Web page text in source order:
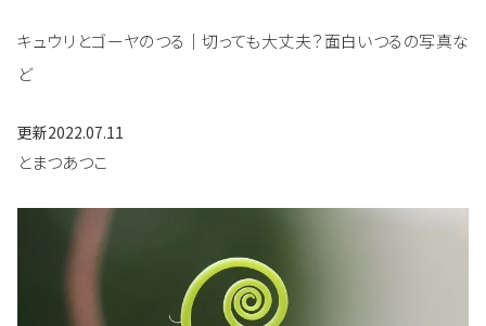
キュウリとゴーヤのつる｜切っても大丈夫？面白いつるの写真な
ど
更新2022.07.11
とまつあつこ